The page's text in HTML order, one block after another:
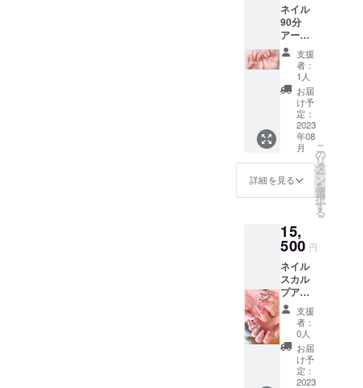
ネイル
90分
アート
フリー
１回券
〜施術
内容〜
ネイル
オフ、
ネイル
ケアを
含め
た、90
分以内
に終わ
るアー
【アー
トの目
安は2〜
4本】※
キャラ
アー
ト、
キャラ
クター
の3Dは
不可。
特殊
アート
支援
者：
1人
お届
け予
定：
2023
年08
月
詳細を見る
こ
の
リ
タ
ー
ン
を
選
択
す
る
15,
500 円
ネイル
スカル
プアー
トフ
リー１
回券 〜
施術内
容〜 ネ
イルオ
フ、ネ
支援
者：
0人
お届
け予
定：
2023